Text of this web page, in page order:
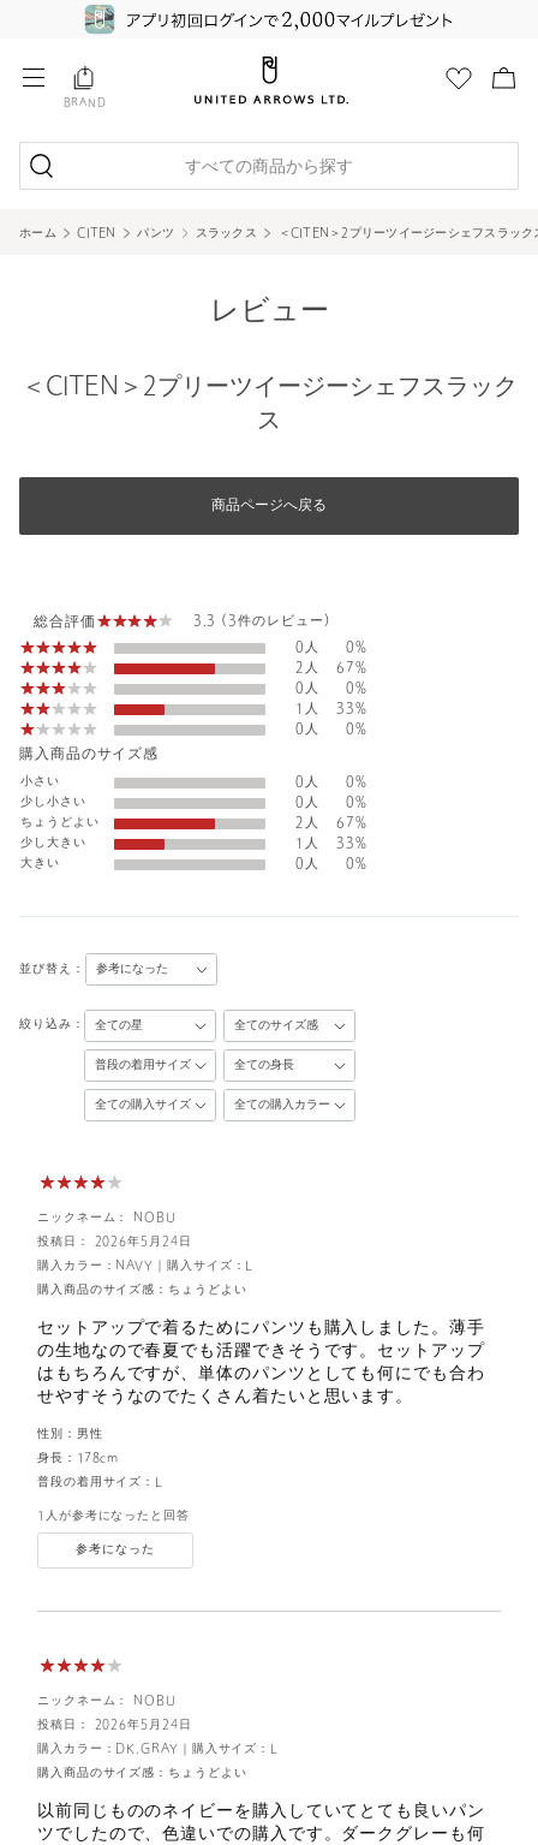
BRAND
すべての商品から探す
ホーム CITEN パンツ スラックス ＜CITEN＞2プリーツイージーシェフスラック
レビュー
＜CITEN＞2プリーツイージーシェフスラック
ス
商品ページへ戻る
総合評価
3.3 (3件のレビュー)
0人
0%
2人
67%
0人
0%
1人
33%
0人
0%
購入商品のサイズ感
小さい 0人
0%
少し小さい
0人
0%
ちょうどよい
2人
67%
少し大きい
1人
33%
大きい
0人 0%
並び替え：
絞り込み：
ニックネーム： NOBU
投稿日： 2026年5月24日
購入サイズ：L
｜
購入カラー：NAVY
購入商品のサイズ感： ちょうどよい
セットアップで着るためにパンツも購入しました。薄手
の生地なので春夏でも活躍できそうです。セットアップ
はもちろんですが、単体のパンツとしても何にでも合わ
せやすそうなのでたくさん着たいと思います。
性別： 男性
身長： 178cm
普段の着用サイズ：
1人が参考になったと回答
参考になった
ニックネーム： NOBU
投稿日： 2026年5月24日
購入サイズ：L
購入カラー：DK.GRAY
購入商品のサイズ感： ちょうどよい
以前同じもののネイビーを購入していてとても良いパン
ツでしたので、色違いでの購入です。ダークグレーも何